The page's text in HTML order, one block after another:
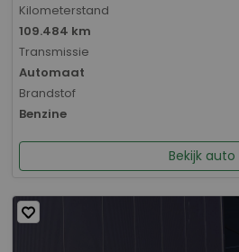
Kilometerstand
109.484 km
Transmissie
Automaat
Brandstof
Benzine
Bekijk auto